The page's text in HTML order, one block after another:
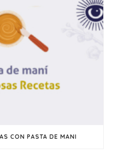
CON PASTA DE MANI